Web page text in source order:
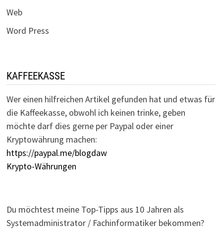
Web
Word Press
KAFFEEKASSE
Wer einen hilfreichen Artikel gefunden hat und etwas für
die Kaffeekasse, obwohl ich keinen trinke, geben
möchte darf dies gerne per Paypal oder einer
Kryptowährung machen:
https://paypal.me/blogdaw
Krypto-Währungen
Du möchtest meine Top-Tipps aus 10 Jahren als
Systemadministrator / Fachinformatiker bekommen?